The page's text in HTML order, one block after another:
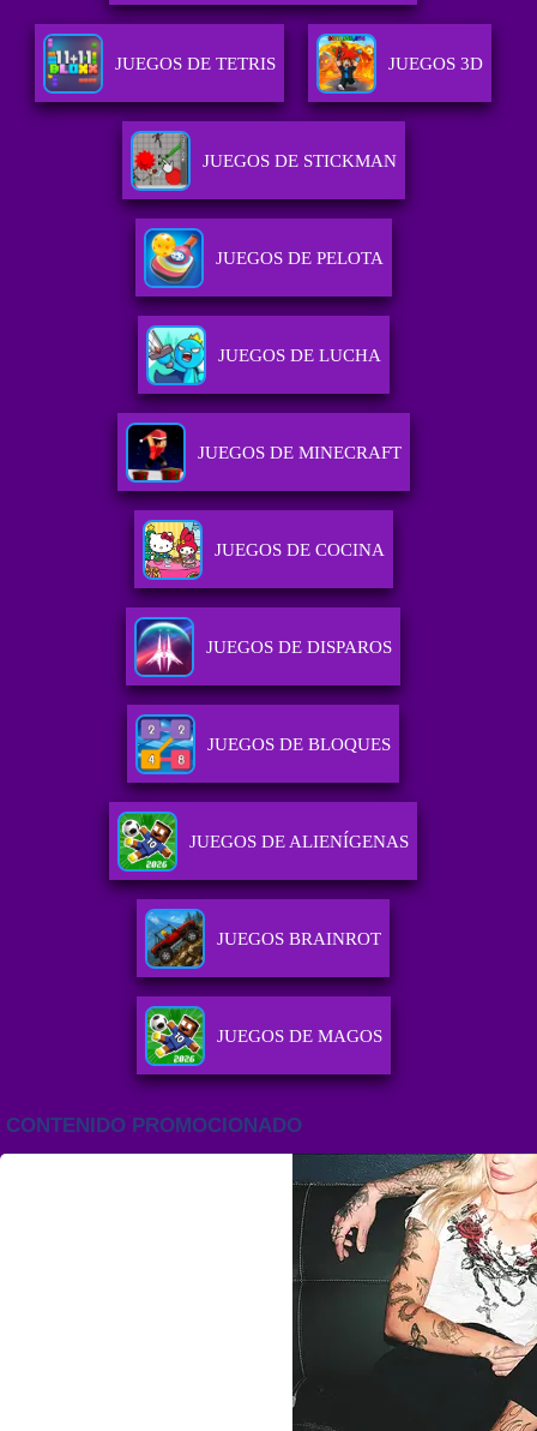
JUEGOS DE TETRIS JUEGOS 3D
JUEGOS DE STICKMAN
JUEGOS DE PELOTA
JUEGOS DE LUCHA
JUEGOS DE MINECRAFT
JUEGOS DE COCINA
JUEGOS DE DISPAROS
JUEGOS DE BLOQUES
JUEGOS DE ALIENÍGENAS
JUEGOS BRAINROT
JUEGOS DE MAGOS